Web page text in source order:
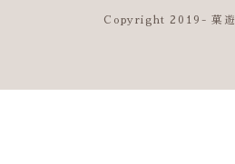
Copyright 2019- 菓遊